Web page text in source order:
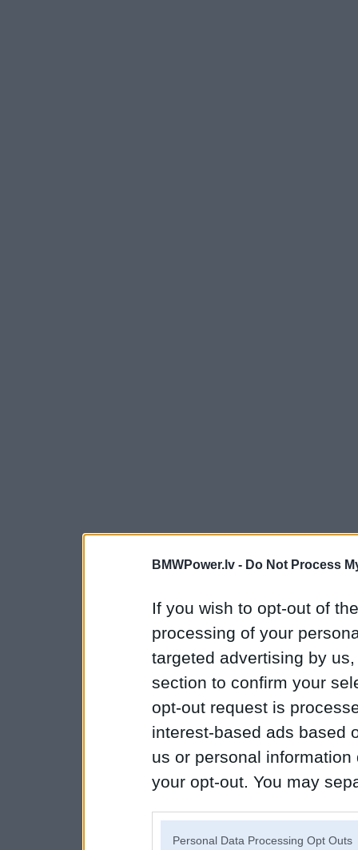
BMWPower.lv - Do Not Process
If you wish to opt-out of
processing of your
targeted advertising by
section to confirm your
opt-out request is
interest-based ads based
us or personal
your opt-out. You may
Personal Data Processing Opt Outs